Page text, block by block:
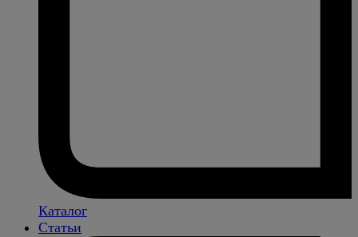
Каталог
Статьи